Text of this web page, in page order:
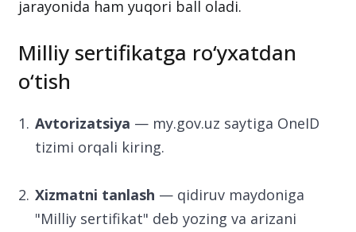
jarayonida ham yuqori ball oladi.
Milliy sertifikatga ro‘yxatdan
o‘tish
Avtorizatsiya — my.gov.uz saytiga OneID
tizimi orqali kiring.
Xizmatni tanlash — qidiruv maydoniga
"Milliy sertifikat" deb yozing va arizani